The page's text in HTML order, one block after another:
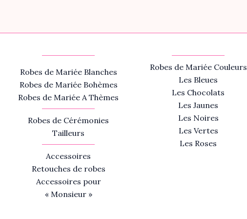
Robes de Mariée Blanches
Robes de Mariée Bohèmes
Robes de Mariée A Thèmes
Robes de Cérémonies
Tailleurs
Accessoires
Retouches de robes
Accessoires pour
« Monsieur »
Robes de Mariée Couleurs
Les Bleues
Les Chocolats
Les Jaunes
Les Noires
Les Vertes
Les Roses